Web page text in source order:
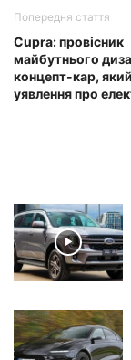
Попередня стаття
Cupra: провісник
майбутнього
концепт-кар,
уявлення про